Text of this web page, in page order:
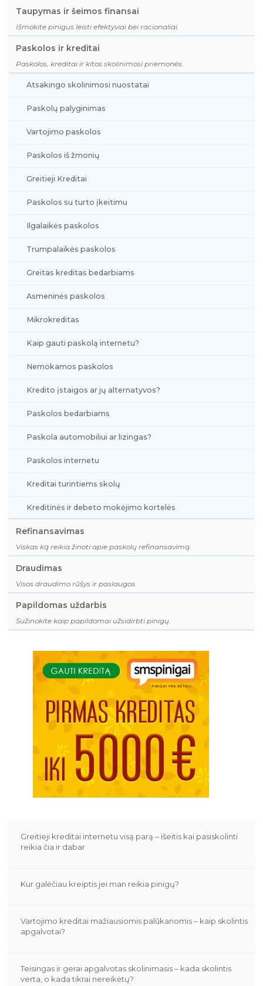
Taupymas ir šeimos finansai
Išmokite pinigus leisti efektyviai bei racionaliai.
Paskolos ir kreditai
Paskolos, kreditai ir kitos skolinimosi priemonės.
Atsakingo skolinimosi nuostatai
Paskolų palyginimas
Vartojimo paskolos
Paskolos iš žmonių
Greitieji Kreditai
Paskolos su turto įkeitimu
Ilgalaikės paskolos
Trumpalaikės paskolos
Greitas kreditas bedarbiams
Asmeninės paskolos
Mikrokreditas
Kaip gauti paskolą internetu?
Nemokamos paskolos
Kredito įstaigos ar jų alternatyvos?
Paskolos bedarbiams
Paskola automobiliui ar lizingas?
Paskolos internetu
Kreditai turintiems skolų
Kreditinės ir debeto mokėjimo kortelės
Refinansavimas
Viskas ką reikia žinoti apie paskolų refinansavimą.
Draudimas
Visos draudimo rūšys ir paslaugos.
Papildomas uždarbis
Sužinokite kaip papildomai užsidirbti pinigų.
Greitieji kreditai internetu visą parą – išeitis kai pasiskolinti
reikia čia ir dabar
Kur galėčiau kreiptis jei man reikia pinigų?
Vartojimo kreditai mažiausiomis palūkanomis – kaip skolintis
apgalvotai?
Teisingas ir gerai apgalvotas skolinimasis – kada skolintis
verta, o kada tikrai nereikėtų?